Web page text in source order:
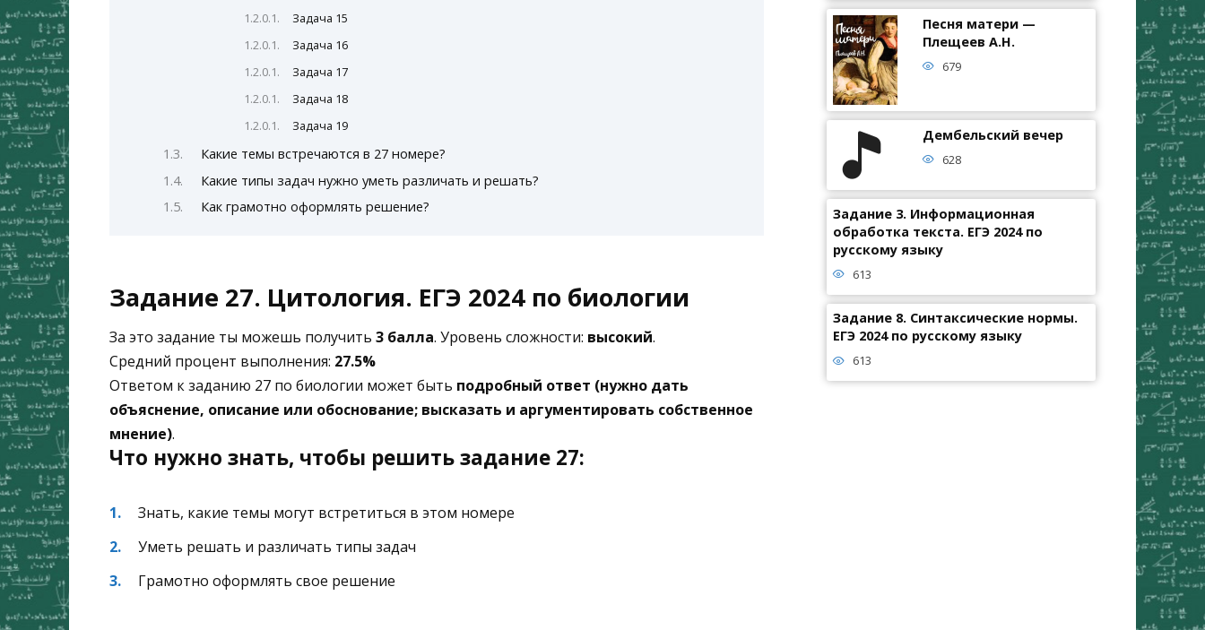
Задача 15
Задача 16
Задача 17
Задача 18
Задача 19
Какие темы встречаются в 27 номере?
Какие типы задач нужно уметь различать и решать?
Как грамотно оформлять решение?
Задание 27. Цитология. ЕГЭ 2024 по биологии
За это задание ты можешь получить 3 балла. Уровень сложности: высокий.
Средний процент выполнения: 27.5%
Ответом к заданию 27 по биологии может быть подробный ответ (нужно дать
объяснение, описание или обоснование; высказать и аргументировать собственное
мнение).
Что нужно знать, чтобы решить задание 27:
Знать, какие темы могут встретиться в этом номере
Уметь решать и различать типы задач
Грамотно оформлять свое решение
Песня матери —
Плещеев А.Н.
679
Дембельский вечер
628
Задание 3. Информационная
обработка текста. ЕГЭ 2024 по
русскому языку
613
Задание 8. Синтаксические нормы.
ЕГЭ 2024 по русскому языку
613